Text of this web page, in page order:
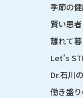
季節の
賢い患
離れて
Let's
Dr.石川
働き盛